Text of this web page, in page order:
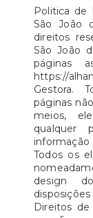
Politica de
São João
direitos
São João
páginas
https://
Gestora.
páginas
meios,
qualquer
informação
Todos os
design
Direitos